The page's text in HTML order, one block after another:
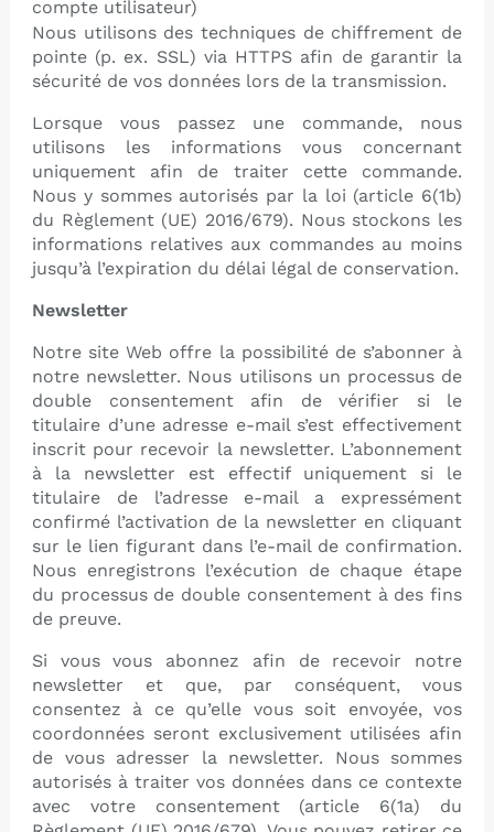
compte utilisateur)
Nous utilisons des techniques de chiffrement de
pointe (p. ex. SSL) via HTTPS afin de garantir la
sécurité de vos données lors de la transmission.
Lorsque vous passez une commande, nous
utilisons les informations vous concernant
uniquement afin de traiter cette commande.
Nous y sommes autorisés par la loi (article 6(1b)
du Règlement (UE) 2016/679). Nous stockons les
informations relatives aux commandes au moins
jusqu’à l’expiration du délai légal de conservation.
Newsletter
Notre site Web offre la possibilité de s’abonner à
notre newsletter. Nous utilisons un processus de
double consentement afin de vérifier si le
titulaire d’une adresse e-mail s’est effectivement
inscrit pour recevoir la newsletter. L’abonnement
à la newsletter est effectif uniquement si le
titulaire de l’adresse e-mail a expressément
confirmé l’activation de la newsletter en cliquant
sur le lien figurant dans l’e-mail de confirmation.
Nous enregistrons l’exécution de chaque étape
du processus de double consentement à des fins
de preuve.
Si vous vous abonnez afin de recevoir notre
newsletter et que, par conséquent, vous
consentez à ce qu’elle vous soit envoyée, vos
coordonnées seront exclusivement utilisées afin
de vous adresser la newsletter. Nous sommes
autorisés à traiter vos données dans ce contexte
avec votre consentement (article 6(1a) du